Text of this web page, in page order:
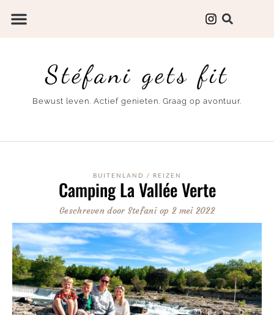
Stéfani gets fit
Bewust leven. Actief genieten. Graag op avontuur.
BUITENLAND / REIZEN
Camping La Vallée Verte
Geschreven doorStefani op 2 mei 2022